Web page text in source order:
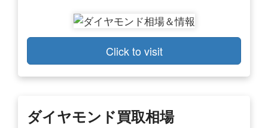
Click to visit
ダイヤモンド買取相場